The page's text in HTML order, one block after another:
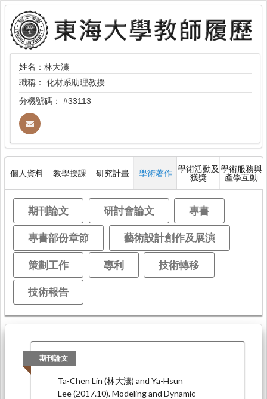
姓名：林大溱
職稱： 化材系助理教授
分機號碼： #33113
個人資料 教學授課 研究計畫 學術著作 學術活動及
獲獎
學術服務與
產學互動
期刊論文 研討會論文 專書
專書部份章節 藝術設計創作及展演
策劃工作 專利 技術轉移
技術報告
期刊論文
Ta-Chen Lin (林大溱) and Ya-Hsun
Lee (2017.10). Modeling and Dynamic